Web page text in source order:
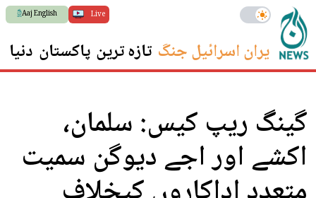
Live
Aaj English
ایران اسرائیل جنگ تازہ ترین پاکستان دنیا
گینگ ریپ کیس: سلمان،
اکشے اور اجے دیوگن سمیت